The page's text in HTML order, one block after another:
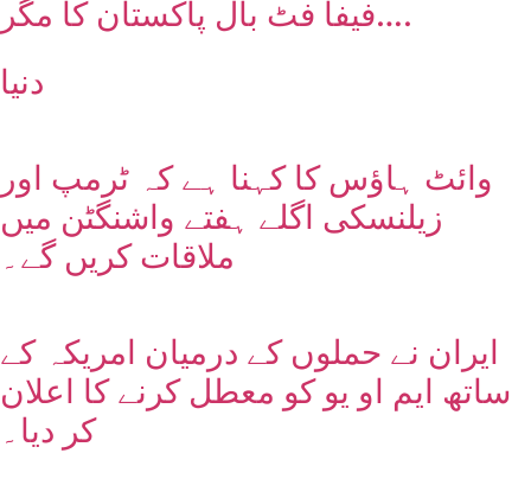
فیفا فٹ بال پاکستان کا مگر….
دنیا
وائٹ ہاؤس کا کہنا ہے کہ ٹرمپ اور
زیلنسکی اگلے ہفتے واشنگٹن میں
ملاقات کریں گے۔
ایران نے حملوں کے درمیان امریکہ کے
ساتھ ایم او یو کو معطل کرنے کا اعلان
کر دیا۔